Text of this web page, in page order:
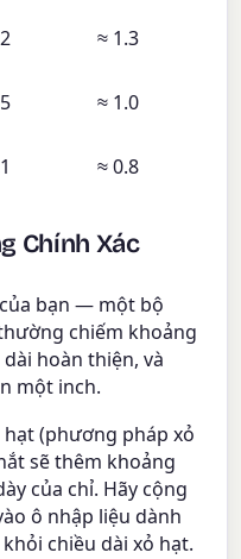
≈ 1.3
≈ 1.0
≈ 0.8
Chính Xác
bạn — một bộ
chiếm khoảng
dài hoàn thiện, và
một inch.
(phương pháp xỏ
sẽ thêm khoảng
của chỉ. Hãy cộng
ô nhập liệu dành
chiều dài xỏ hạt.